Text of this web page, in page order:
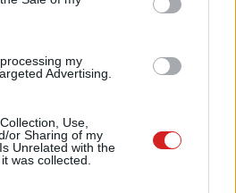
my
Advertising.
Use,
or Sharing of my
Unrelated with the
was collected.
Snapdragon 8 Gen 5
a HONOR szerint. Ez már
eszköznek szól,
kreatív feladatokra vagy